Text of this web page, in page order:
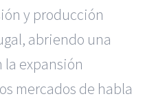
y producción
abriendo una
la expansión
mercados de habla